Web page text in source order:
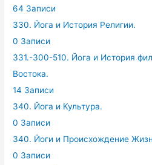
64 Записи
330. Йога и История Религии.
0 Записи
331.-300-510. Йога и История
Востока.
14 Записи
340. Йога и Культура.
0 Записи
340. Йоги и Происхождение
0 Записи